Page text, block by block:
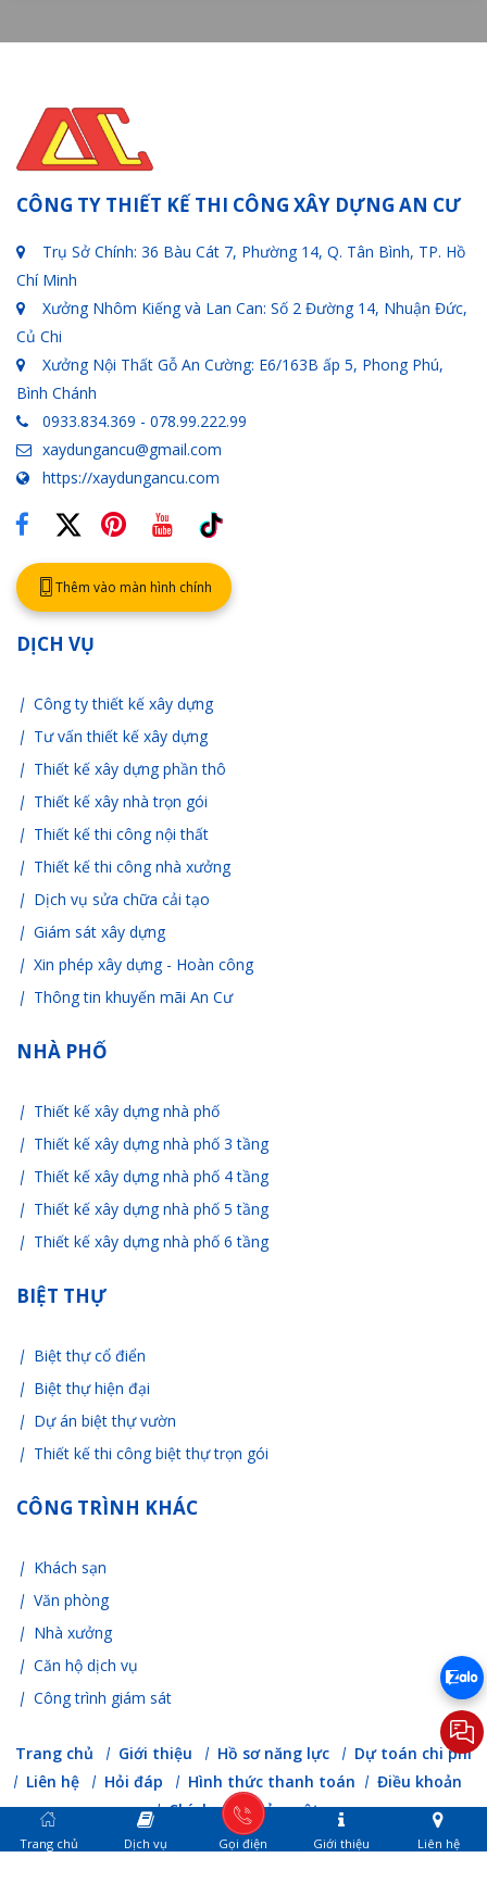
CÔNG TY THIẾT KẾ THI CÔNG XÂY DỰNG AN CƯ
Trụ Sở Chính: 36 Bàu Cát 7, Phường 14, Q. Tân Bình, TP. Hồ
Chí Minh
Xưởng Nhôm Kiếng và Lan Can: Số 2 Đường 14, Nhuận Đức,
Củ Chi
Xưởng Nội Thất Gỗ An Cường: E6/163B ấp 5, Phong Phú,
Bình Chánh
0933.834.369 - 078.99.222.99
xaydungancu@gmail.com
https://xaydungancu.com
Thêm vào màn hình chính
DỊCH VỤ
Công ty thiết kế xây dựng
Tư vấn thiết kế xây dựng
Thiết kế xây dựng phần thô
Thiết kế xây nhà trọn gói
Thiết kế thi công nội thất
Thiết kế thi công nhà xưởng
Dịch vụ sửa chữa cải tạo
Giám sát xây dựng
Xin phép xây dựng - Hoàn công
Thông tin khuyến mãi An Cư
NHÀ PHỐ
Thiết kế xây dựng nhà phố
Thiết kế xây dựng nhà phố 3 tầng
Thiết kế xây dựng nhà phố 4 tầng
Thiết kế xây dựng nhà phố 5 tầng
Thiết kế xây dựng nhà phố 6 tầng
BIỆT THỰ
Biệt thự cổ điển
Biệt thự hiện đại
Dự án biệt thự vườn
Thiết kế thi công biệt thự trọn gói
CÔNG TRÌNH KHÁC
Khách sạn
Văn phòng
Nhà xưởng
Căn hộ dịch vụ
Công trình giám sát
Trang chủ Giới thiệu Hồ sơ năng lực
Dự toán chi phí
Liên hệ
Hỏi đáp Hình thức thanh toán
Điều khoản
Chính sách bảo mật
Trang chủ Dịch vụ Gọi điện Giới thiệu Liên hệ